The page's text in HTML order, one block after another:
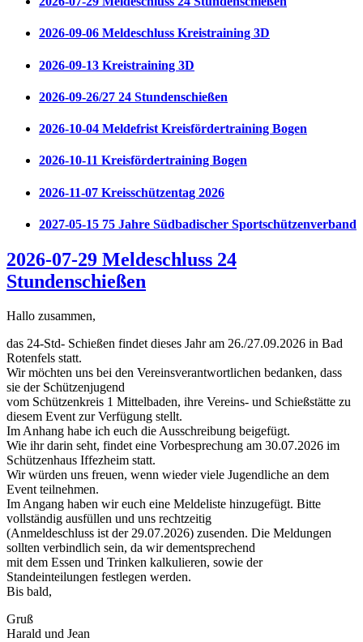
2026-09-06 Meldeschluss Kreistraining 3D
2026-09-13 Kreistraining 3D
2026-09-26/27 24 Stundenschießen
2026-10-04 Meldefrist Kreisfördertraining Bogen
2026-10-11 Kreisfördertraining Bogen
2026-11-07 Kreisschützentag 2026
2027-05-15 75 Jahre Südbadischer Sportschützenverband
2026-07-29 Meldeschluss 24
Stundenschießen
Hallo zusammen,
das 24-Std- Schießen findet dieses Jahr am 26./27.09.2026 in Bad
Rotenfels statt.
Wir möchten uns bei den Vereinsverantwortlichen bedanken, dass
sie der Schützenjugend
vom Schützenkreis 1 Mittelbaden, ihre Vereins- und Schießstätte zu
diesem Event zur Verfügung stellt.
Im Anhang habe ich euch die Ausschreibung beigefügt.
Wie ihr darin seht, findet eine Vorbesprechung am 30.07.2026 im
Schützenhaus Iffezheim statt.
Wir würden uns freuen, wenn wieder viele Jugendliche an dem
Event teilnehmen.
Im Angang haben wir euch eine Meldeliste hinzugefügt. Bitte
vollständig ausfüllen und uns rechtzeitig
(Anmeldeschluss ist der 29.07.2026) zusenden. Die Meldungen
sollten verbindlich sein, da wir dementsprechend
mit dem Essen und Trinken kalkulieren, sowie der
Standeinteilungen festlegen werden.
Bis bald,
Gruß
Harald und Jean